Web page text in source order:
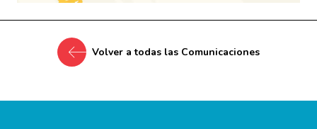
Volver a todas las Comunicaciones